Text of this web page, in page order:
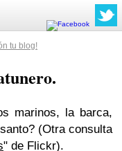
tu blog!
marinos, la barca,
(Otra consulta
" de Flickr).